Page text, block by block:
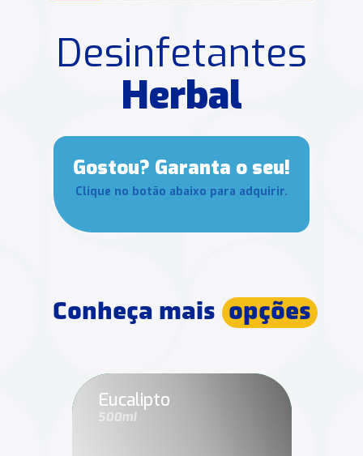
Desinfetantes
Herbal
Gostou? Garanta o seu!
Clique no botão abaixo para adquirir.
Conheça mais opções
Eucalipto
500ml